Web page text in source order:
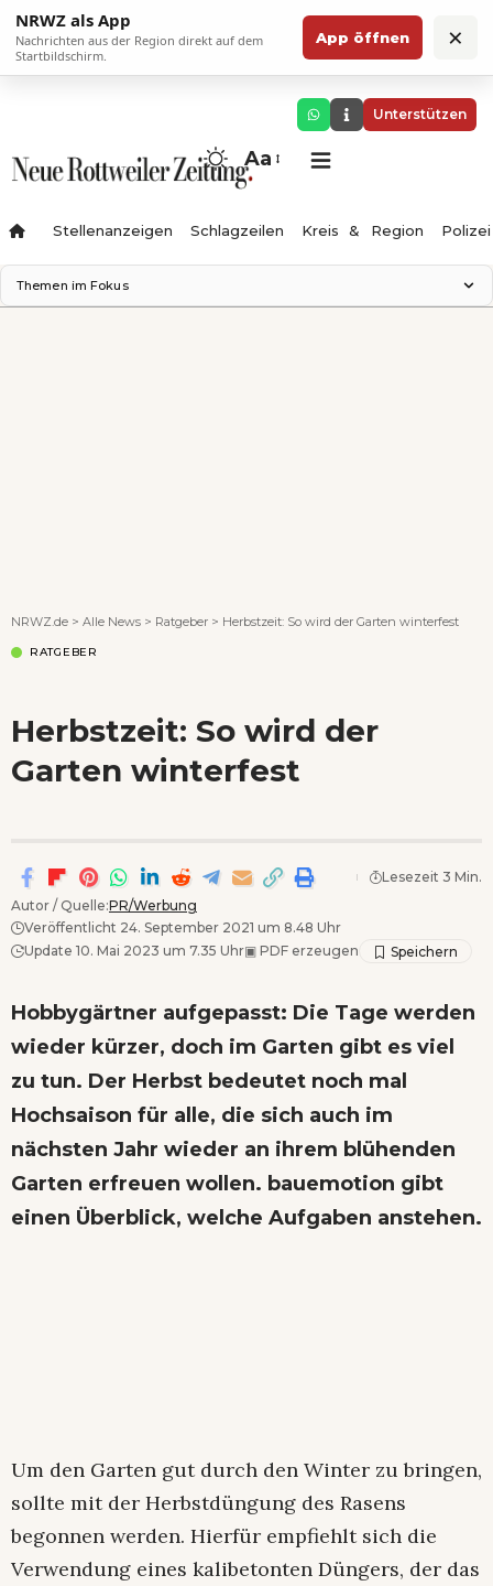
NRWZ als App
Nachrichten aus der Region direkt auf dem
Startbildschirm.
App öffnen ×
Unterstützen
Aa
Stellenanzeigen Schlagzeilen Kreis & Region Polizei
Themen im Fokus
NRWZ.de > Alle News > Ratgeber > Herbstzeit: So wird der Garten winterfest
RATGEBER
Herbstzeit: So wird der
Garten winterfest
Autor / Quelle:PR/Werbung
Veröffentlicht 24. September 2021 um 8.48 Uhr
Update 10. Mai 2023 um 7.35 Uhr▣ PDF erzeugen
Lesezeit 3 Min.
Hobbygärtner aufgepasst: Die Tage werden
wieder kürzer, doch im Garten gibt es viel
zu tun. Der Herbst bedeutet noch mal
Hochsaison für alle, die sich auch im
nächsten Jahr wieder an ihrem blühenden
Garten erfreuen wollen. bauemotion gibt
einen Überblick, welche Aufgaben anstehen.
Um den Garten gut durch den Winter zu bringen,
sollte mit der Herbstdüngung des Rasens
begonnen werden. Hierfür empfiehlt sich die
Verwendung eines kalibetonten Düngers, der das